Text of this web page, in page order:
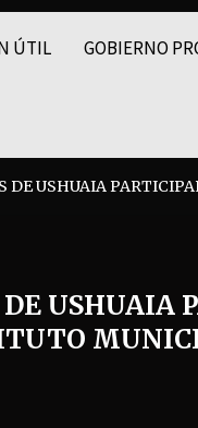
ÚTIL GOBIERNO
DE USHUAIA
USHUAIA